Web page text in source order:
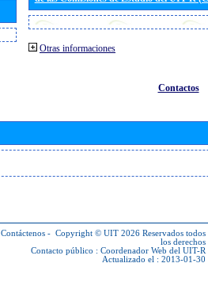
Otras informaciones
Contactos
Contáctenos - Copyright © UIT 2026 Reservados todos
los derechos
Contacto público : Coordenador Web del UIT-R
Actualizado el : 2013-01-30